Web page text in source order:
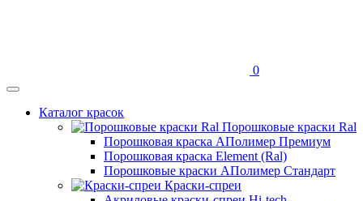
0
Каталог красок
Порошковые краски Ral
Порошковая краска АПолимер Премиум
Порошковая краска Element (Ral)
Порошковые краски АПолимер Стандарт
Краски-спреи